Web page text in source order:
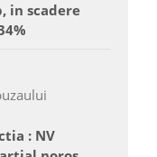
in scadere
: NV